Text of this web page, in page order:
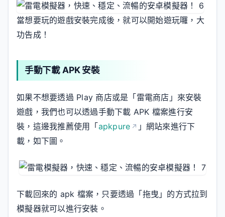
當想要玩的遊戲安裝完成後，就可以開始遊玩囉，大
功告成！
手動下載 APK 安裝
如果不想要透過 Play 商店或是「雷電商店」來安裝
遊戲，我們也可以透過手動下載 APK 檔案進行安
裝，這邊我推薦使用「apkpure
」網站來進行下
載，如下圖。
下載回來的 apk 檔案，只要透過「拖曳」的方式拉到
模擬器就可以進行安裝。